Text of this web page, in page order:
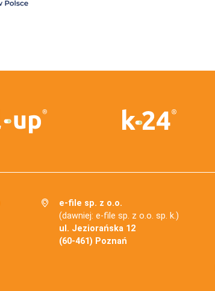
e-file sp. z o.o.
(dawniej: e-file sp. z o.o. sp. k.)
ul. Jeziorańska 12
(60-461) Poznań